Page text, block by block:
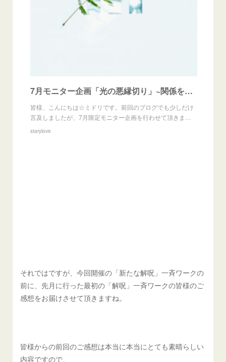
7月モニター企画「光の悪縁切り」~関係を切らずに好転させる~
皆様、こんにちは☆ミドリです。前回のブログでも少しだけ
言及しましたが、7月限定モニター企画を行わせて頂きま…
starylove
それではですが、今回開催の「新たな解呪」一斉ワークの
前に、先月に行った最初の「解呪」一斉ワークの皆様のご
感想をお届けさせて頂きますね。
皆様からの前回のご感想は本当に本当にとても素晴らしい
内容ですので、